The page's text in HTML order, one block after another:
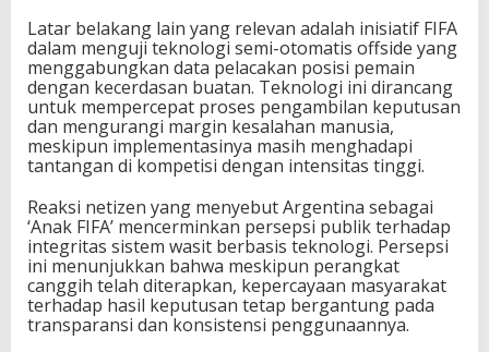
Latar belakang lain yang relevan adalah inisiatif FIFA
dalam menguji teknologi semi-otomatis offside yang
menggabungkan data pelacakan posisi pemain
dengan kecerdasan buatan. Teknologi ini dirancang
untuk mempercepat proses pengambilan keputusan
dan mengurangi margin kesalahan manusia,
meskipun implementasinya masih menghadapi
tantangan di kompetisi dengan intensitas tinggi.
Reaksi netizen yang menyebut Argentina sebagai
‘Anak FIFA’ mencerminkan persepsi publik terhadap
integritas sistem wasit berbasis teknologi. Persepsi
ini menunjukkan bahwa meskipun perangkat
canggih telah diterapkan, kepercayaan masyarakat
terhadap hasil keputusan tetap bergantung pada
transparansi dan konsistensi penggunaannya.